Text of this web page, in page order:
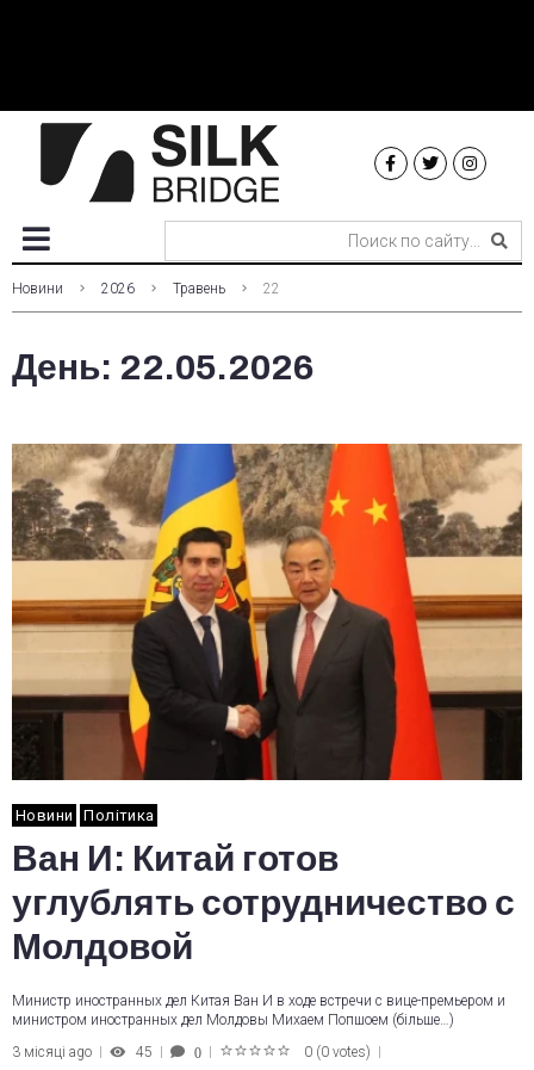
Новини 2026 Травень 22
День: 22.05.2026
Новини Політика
Ван И: Китай готов
углублять сотрудничество с
Молдовой
Министр иностранных дел Китая Ван И в ходе встречи с вице-премьером и
министром иностранных дел Молдовы Михаем Попшоем (більше…)
3 місяці ago
45 0 0 (0 votes)